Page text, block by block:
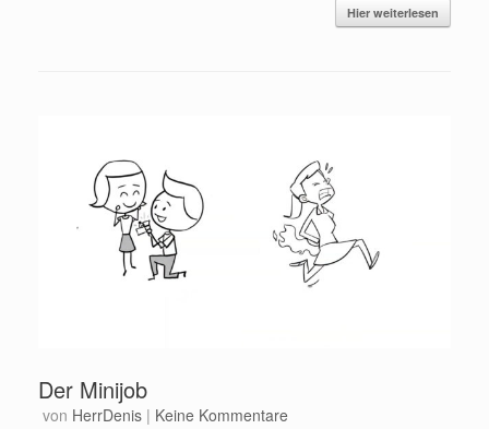
Hier weiterlesen
Der Minijob
von HerrDenis | Keine Kommentare